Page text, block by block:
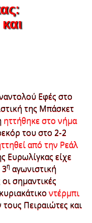
Εφές στο
της Μπάσκετ
ηττήθηκε στο νήμα
του στο 2-2
από την Ρεάλ
Ευρωλίγκας είχε
η αγωνιστική
σημαντικές
ντέρμπι
τους Πειραιώτες και